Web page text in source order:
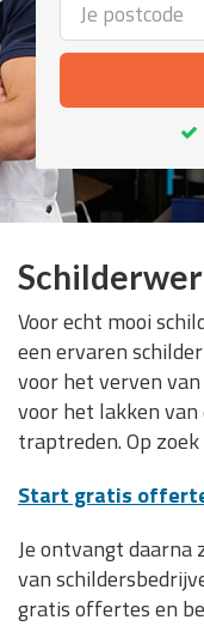
Voor echt mooi
een ervaren
voor het verven
voor het lakken van
traptreden. Op
Start gratis
Je ontvangt daarna
van
gratis offertes en